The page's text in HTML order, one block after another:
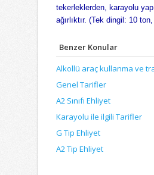
tekerleklerden, karayolu
ağırlıktır. (Tek dingil: 10
Benzer Konular
Alkollü araç kullanma ve
Genel Tarifler
A2 Sınıfı Ehliyet
Karayolu ile ilgili Tarifler
G Tip Ehliyet
A2 Tip Ehliyet